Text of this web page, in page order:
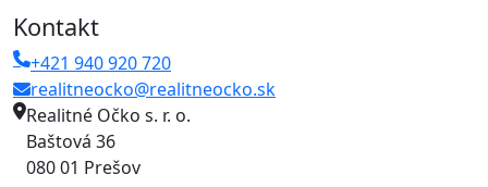
Kontakt
+421 940 920 720
realitneocko@realitneocko.sk
Realitné Očko s. r. o.
Baštová 36
080 01 Prešov